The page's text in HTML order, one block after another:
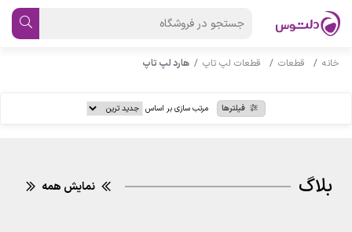
خانه قطعات قطعات لپ تاپ هارد لپ تاپ
فیلترها مرتب سازی بر اساس
بلاگ نمایش همه